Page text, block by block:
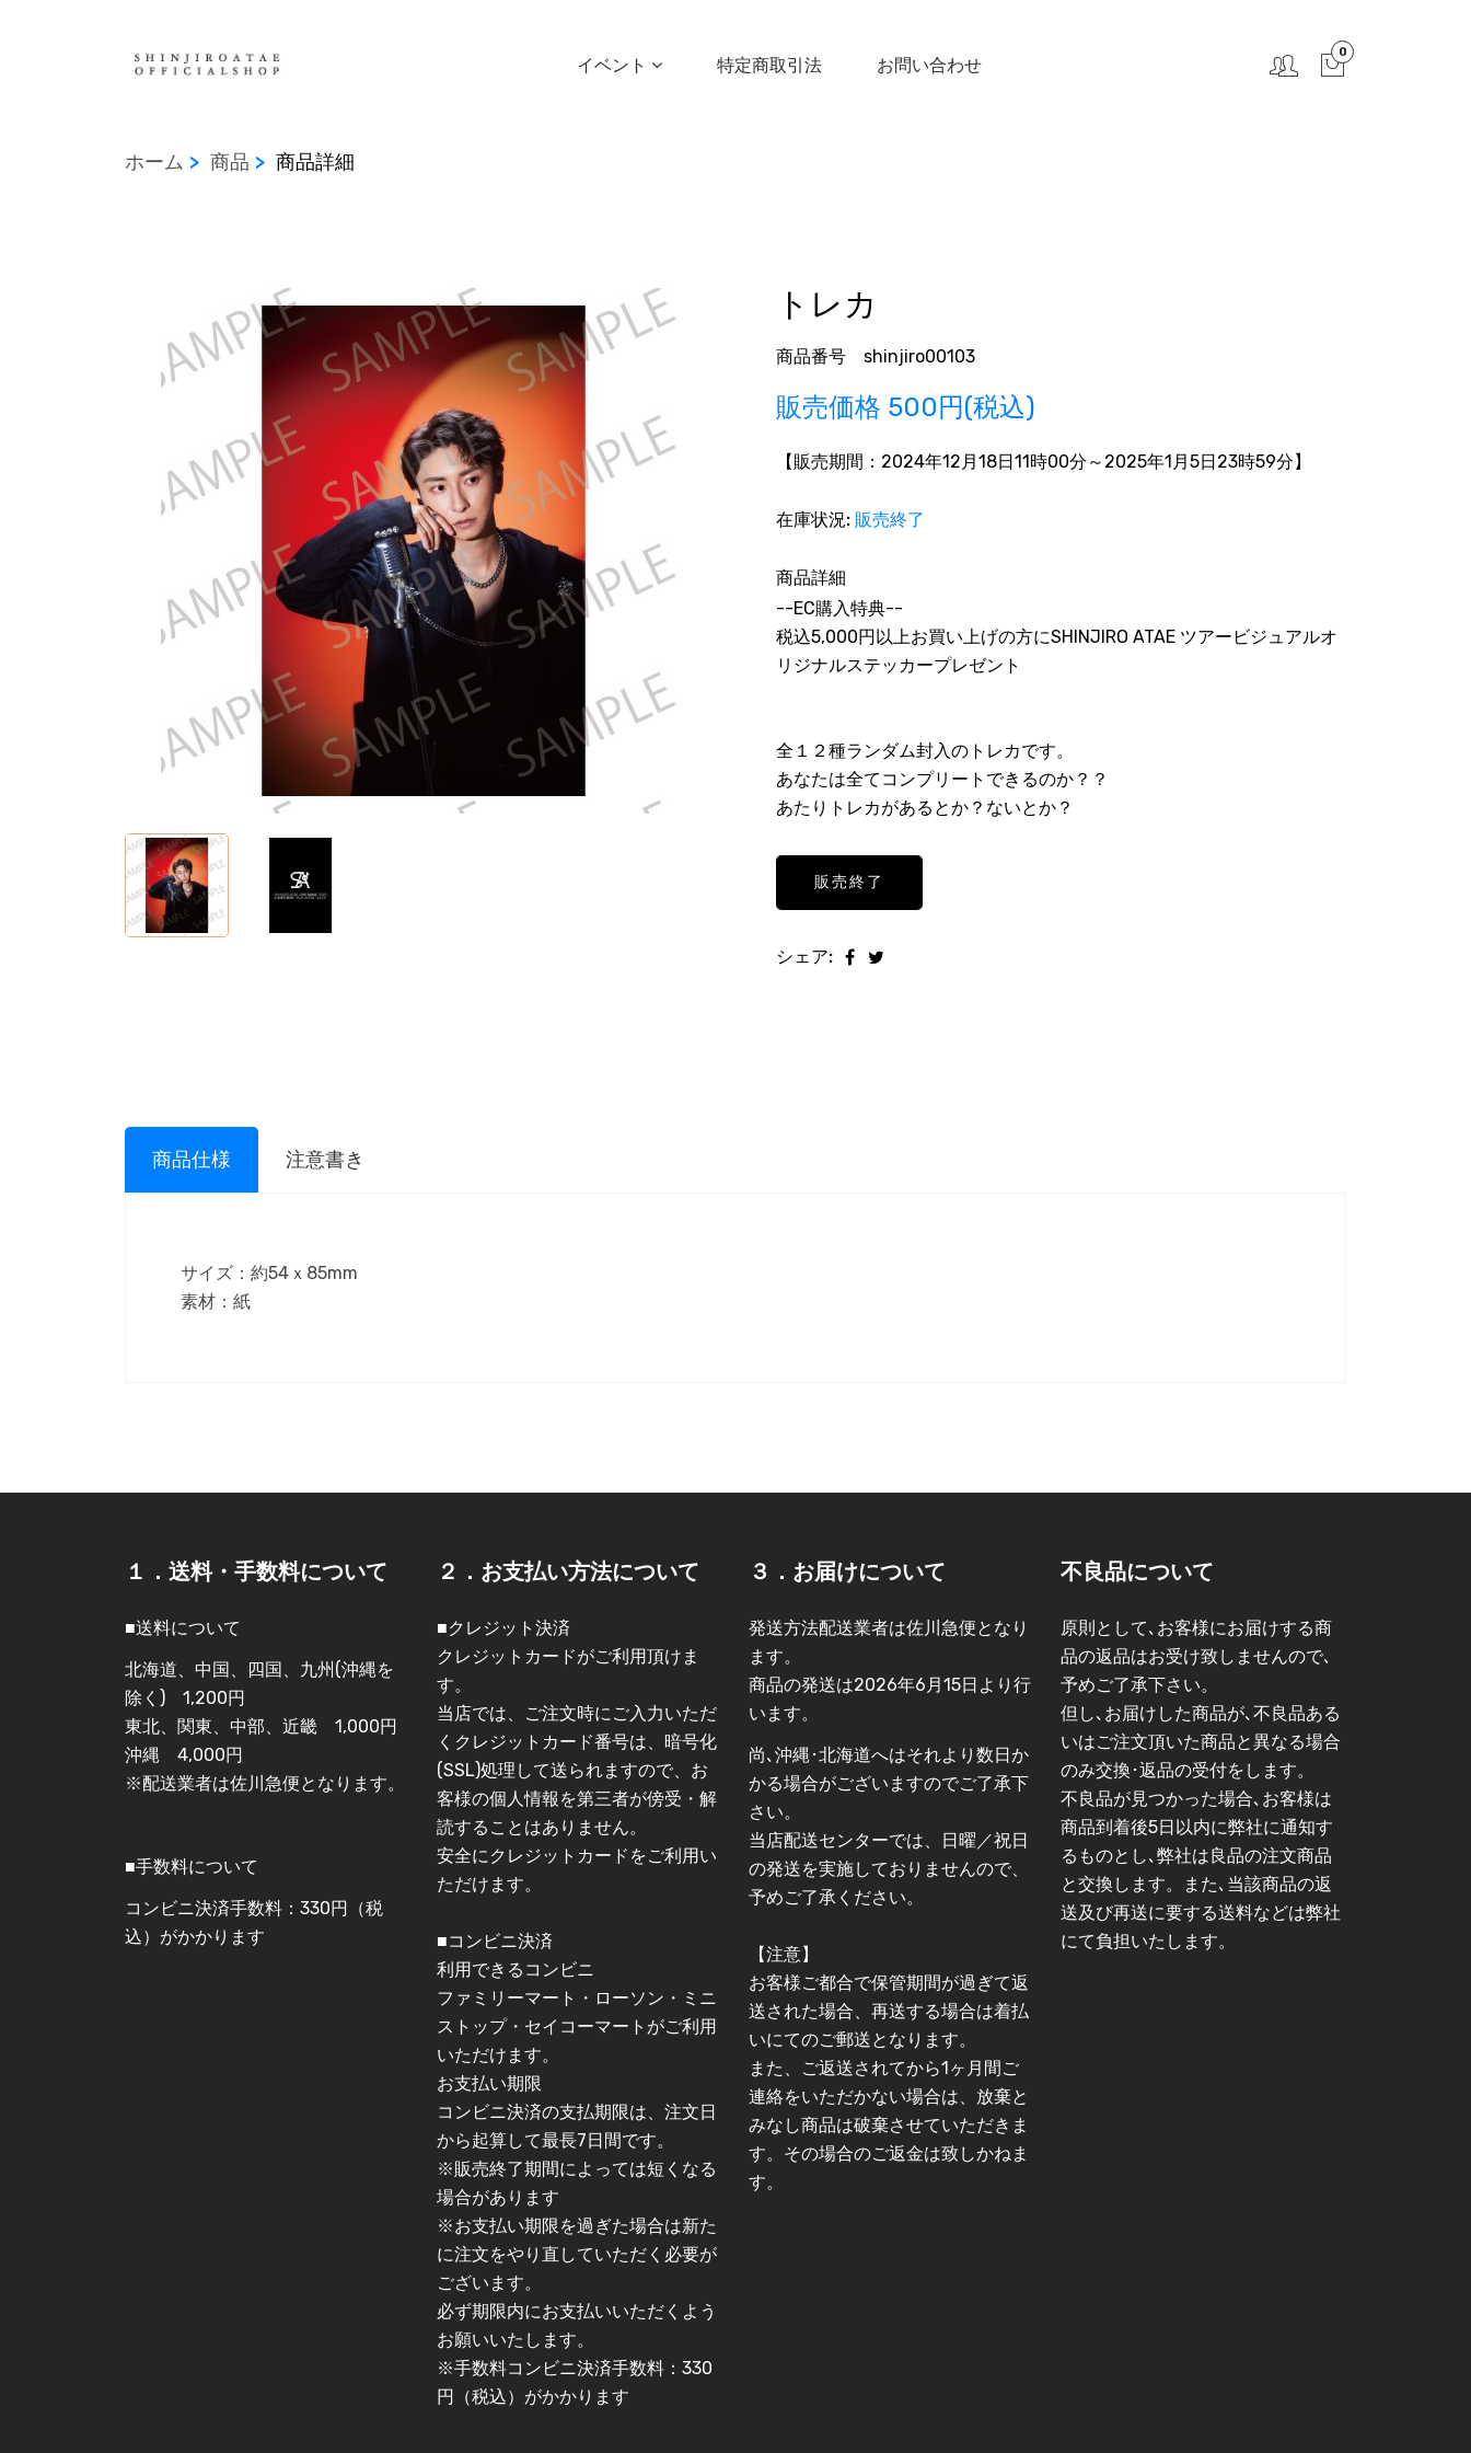
イベント 特定商取引法 お問い合わせ
0
ホーム 商品 商品詳細
トレカ
商品番号 shinjiro00103
販売価格 500円(税込)
【販売期間： 2024年12月18日11時00分 ～2025年1月5日23時59分】
在庫状況: 販売終了
商品詳細
--EC購入特典--
税込5,000円以上お買い上げの方にSHINJIRO ATAE ツアービジュアルオ
リジナルステッカープレゼント
全１２種ランダム封入のトレカです。
あなたは全てコンプリートできるのか？？
あたりトレカがあるとか？ないとか？
販売終了
シェア:
商品仕様 注意書き
サイズ：約54ｘ85mm
素材：紙
１．送料・手数料について
■送料について
北海道、中国、四国、九州(沖縄を
除く) 1,200円
東北、関東、中部、近畿 1,000円
沖縄 4,000円
※配送業者は佐川急便となります。
■手数料について
コンビニ決済手数料：330円（税
込）がかかります
２．お支払い方法について
■クレジット決済
クレジットカードがご利用頂けま
す。
当店では、ご注文時にご入力いただ
くクレジットカード番号は、暗号化
(SSL)処理して送られますので、お
客様の個人情報を第三者が傍受・解
読することはありません。
安全にクレジットカードをご利用い
ただけます。
■コンビニ決済
利用できるコンビニ
ファミリーマート・ローソン・ミニ
ストップ・セイコーマートがご利用
いただけます。
お支払い期限
コンビニ決済の支払期限は、注文日
から起算して最長7日間です。
※販売終了期間によっては短くなる
場合があります
※お支払い期限を過ぎた場合は新た
に注文をやり直していただく必要が
ございます。
必ず期限内にお支払いいただくよう
お願いいたします。
※手数料コンビニ決済手数料：330
円（税込）がかかります
３．お届けについて
発送方法配送業者は佐川急便となり
ます。
商品の発送は2026年6月15日より行
います。
尚､沖縄･北海道へはそれより数日か
かる場合がございますのでご了承下
さい。
当店配送センターでは、日曜／祝日
の発送を実施しておりませんので、
予めご了承ください。
【注意】
お客様ご都合で保管期間が過ぎて返
送された場合、再送する場合は着払
いにてのご郵送となります。
また、ご返送されてから1ヶ月間ご
連絡をいただかない場合は、放棄と
みなし商品は破棄させていただきま
す。その場合のご返金は致しかねま
す。
不良品について
原則として､お客様にお届けする商
品の返品はお受け致しませんので､
予めご了承下さい。
但し､お届けした商品が､不良品ある
いはご注文頂いた商品と異なる場合
のみ交換･返品の受付をします。
不良品が見つかった場合､お客様は
商品到着後5日以内に弊社に通知す
るものとし､弊社は良品の注文商品
と交換します。また､当該商品の返
送及び再送に要する送料などは弊社
にて負担いたします。